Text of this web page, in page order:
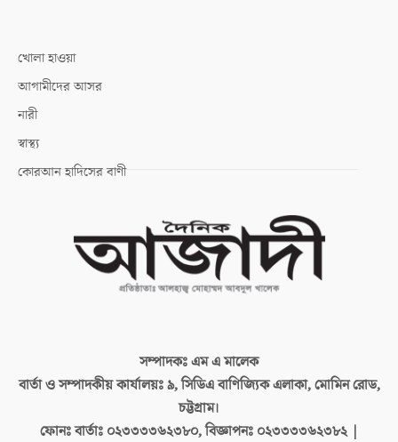
খোলা হাওয়া
আগামীদের আসর
নারী
স্বাস্থ্য
কোরআন হাদিসের বাণী
সম্পাদকঃএম এ মালেক
বার্তা ও সম্পাদকীয় কার্যালয়ঃ৯, সিডিএ বাণিজ্যিক এলাকা, মোমিন রোড,
চট্টগ্রাম।
ফোনঃ বার্তাঃ ০২৩৩৩৩৬২৩৮০, বিজ্ঞাপনঃ ০২৩৩৩৩৬২৩৮২ |